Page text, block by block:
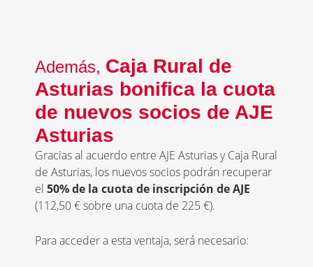
Además, Caja Rural de
Asturias bonifica la cuota
de nuevos socios de AJE
Asturias
Gracias al acuerdo entre AJE Asturias y Caja Rural
de Asturias, los nuevos socios podrán recuperar
el 50% de la cuota de inscripción de AJE
(112,50 € sobre una cuota de 225 €).
Para acceder a esta ventaja, será necesario: